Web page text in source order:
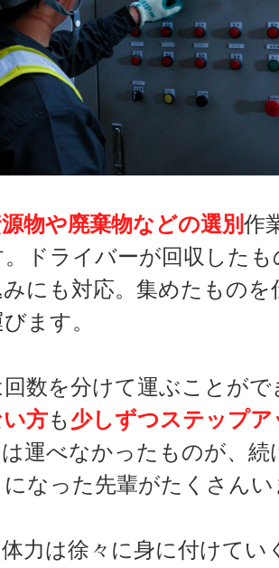
物や廃棄物などの選別作
ドライバーが回収した
にも対応。集めたもの
ます。
数を分けて運ぶことが
方も少しずつステップア
運べなかったものが、
なった先輩がたくさん
力は徐々に身に付けてい